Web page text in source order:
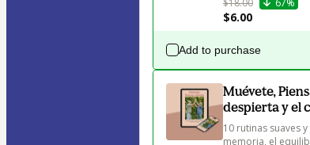
$18.00
67%
$6.00
Add to purchase
Muévete,
despierta y el
10 rutinas suaves
memoria, el